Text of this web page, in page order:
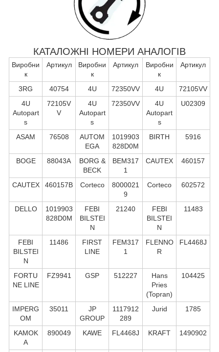
КАТАЛОЖНІ НОМЕРИ АНАЛОГІВ
Виробни
к
Артикул
Виробни
к
Артикул
Виробни
к
Артикул
3RG 40754 4U 72350VV 4U
72105VV
4U
Autopart
s
72105V
V
4U
Autopart
s
72350VV
4U
Autopart
s
U02309
ASAM 76508
AUTOM
EGA
1019903
828D0M
BIRTH 5916
BOGE 88043A
BORG &
BECK
BEM317
1
CAUTEX 460157
CAUTEX 460157B Corteco
8000021
9
Corteco 602572
DELLO
1019903
828D0M
FEBI
BILSTEI
N
21240
FEBI
BILSTEI
N
11483
FEBI
BILSTEI
N
11486
FIRST
LINE
FEM317
1
FLENNO
R
FL4468J
FORTU
NE LINE
FZ9941 GSP 512227
Hans
Pries
(Topran)
104425
IMPERG
OM
35011
JP
GROUP
1117912
289
Jurid 1785
KAMOK
A
890049 KAWE FL4468J KRAFT 1490902